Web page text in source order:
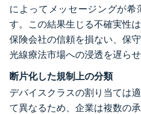
によってメッセージングが希
す。この結果生じる不確実性
保険会社の信頼を損ない、保
光線療法市場への浸透を遅らせ
断片化した規制上の分類
デバイスクラスの割り当ては
て異なるため、企業は複数の